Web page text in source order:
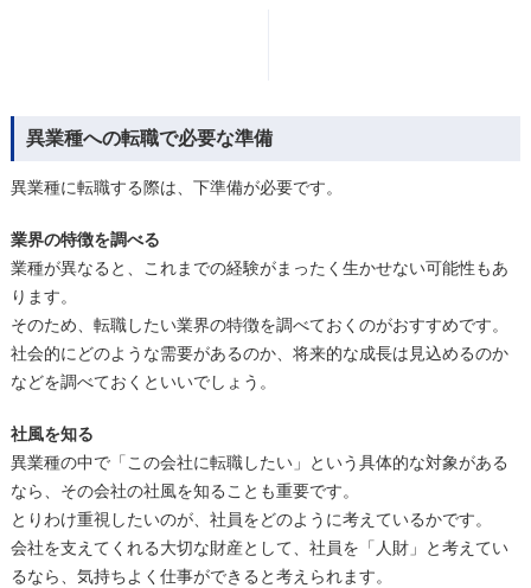
異業種への転職で必要な準備
異業種に転職する際は、下準備が必要です。
業界の特徴を調べる
業種が異なると、これまでの経験がまったく生かせない可能性もあ
ります。
そのため、転職したい業界の特徴を調べておくのがおすすめです。
社会的にどのような需要があるのか、将来的な成長は見込めるのか
などを調べておくといいでしょう。
社風を知る
異業種の中で「この会社に転職したい」という具体的な対象がある
なら、その会社の社風を知ることも重要です。
とりわけ重視したいのが、社員をどのように考えているかです。
会社を支えてくれる大切な財産として、社員を「人財」と考えてい
るなら、気持ちよく仕事ができると考えられます。